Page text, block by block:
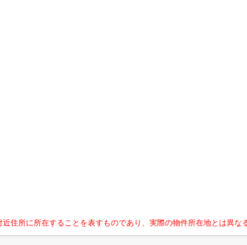
住所に所在することを表すものであり、実際の物件所在地とは異な